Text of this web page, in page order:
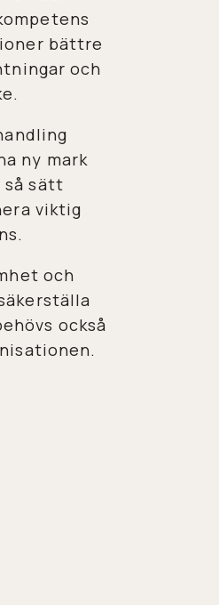
bättre
och
ny mark
så sätt
viktig
och
också